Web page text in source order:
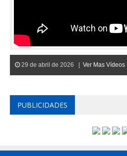
29 de abril de 2026 | Ver Mas Vídeos
PUBLICIDADES